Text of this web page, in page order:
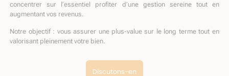
concentrer sur l’essentiel profiter d’une gestion sereine tout en
augmentant vos revenus.
Notre objectif : vous assurer une plus-value sur le long terme tout en
valorisant pleinement votre bien.
Discutons-en